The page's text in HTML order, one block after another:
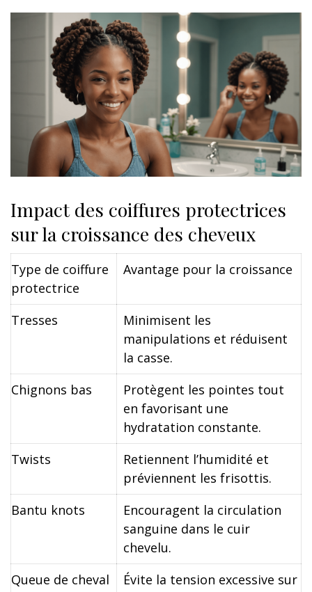
Impact des coiffures protectrices
sur la croissance des cheveux
Type de coiffure
protectrice
Avantage pour la croissance
Tresses
Minimisent les
manipulations et réduisent
la casse.
Chignons bas
Protègent les pointes tout
en favorisant une
hydratation constante.
Twists
Retiennent l’humidité et
préviennent les frisottis.
Bantu knots
Encouragent la circulation
sanguine dans le cuir
chevelu.
Queue de cheval
Évite la tension excessive sur